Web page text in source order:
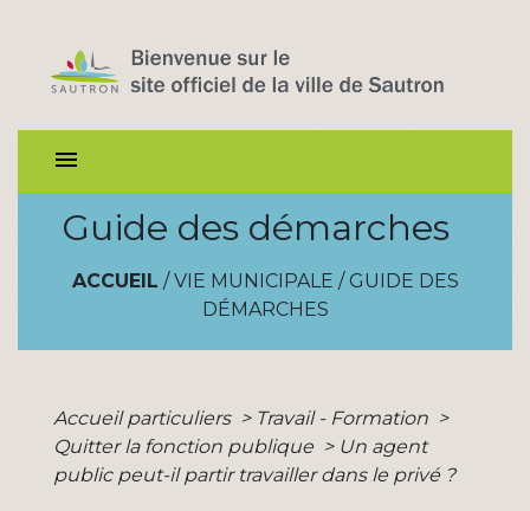
menu
Guide des démarches
ACCUEIL / VIE MUNICIPALE / GUIDE DES
DÉMARCHES
Accueil particuliers > Travail - Formation >
Quitter la fonction publique > Un agent
public peut-il partir travailler dans le privé ?